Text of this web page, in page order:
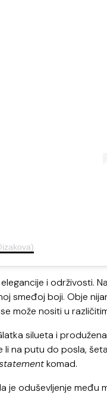
i održivosti.
smeđoj boji. Obje
može nositi u
silueta i
na putu do posla,
komad.
je oduševljenje među